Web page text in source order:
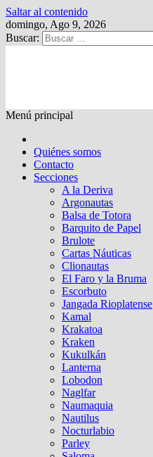
Saltar al contenido
domingo, Ago 9, 2026
Buscar:
Menú principal
Quiénes somos
Contacto
Secciones
A la Deriva
Argonautas
Balsa de Totora
Barquito de Papel
Brulote
Cartas Náuticas
Clionautas
El Faro y la Bruma
Escorbuto
Jangada Rioplatense
Kamal
Krakatoa
Kraken
Kukulkán
Lanterna
Lobodon
Naglfar
Naumaquia
Nautilus
Nocturlabio
Parley